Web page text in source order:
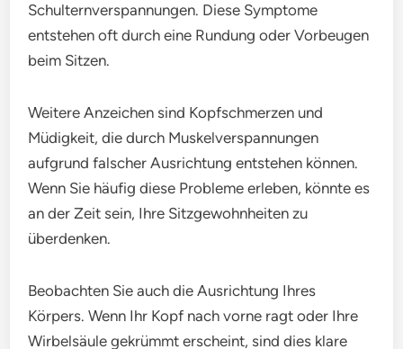
Schulternverspannungen. Diese Symptome
entstehen oft durch eine Rundung oder Vorbeugen
beim Sitzen.
Weitere Anzeichen sind Kopfschmerzen und
Müdigkeit, die durch Muskelverspannungen
aufgrund falscher Ausrichtung entstehen können.
Wenn Sie häufig diese Probleme erleben, könnte es
an der Zeit sein, Ihre Sitzgewohnheiten zu
überdenken.
Beobachten Sie auch die Ausrichtung Ihres
Körpers. Wenn Ihr Kopf nach vorne ragt oder Ihre
Wirbelsäule gekrümmt erscheint, sind dies klare